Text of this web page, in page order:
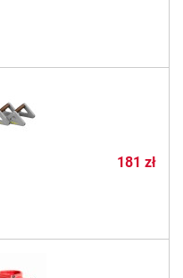
181 zł